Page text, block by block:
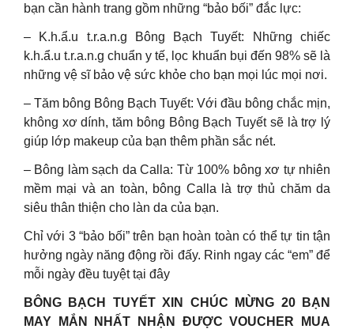
bạn cần hành trang gồm những “bảo bối” đắc lực:
– K.h.ẩ.u t.r.a.n.g Bông Bạch Tuyết: Những chiếc
k.h.ẩ.u t.r.a.n.g chuẩn y tế, lọc khuẩn bụi đến 98% sẽ là
những vệ sĩ bảo vệ sức khỏe cho bạn mọi lúc mọi nơi.
– Tăm bông Bông Bạch Tuyết: Với đầu bông chắc mịn,
không xơ dính, tăm bông Bông Bạch Tuyết sẽ là trợ lý
giúp lớp makeup của bạn thêm phần sắc nét.
– Bông làm sạch da Calla: Từ 100% bông xơ tự nhiên
mềm mại và an toàn, bông Calla là trợ thủ chăm da
siêu thân thiện cho làn da của bạn.
Chỉ với 3 “bảo bối” trên bạn hoàn toàn có thể tự tin tận
hưởng ngày năng động rồi đấy. Rinh ngay các “em” để
mỗi ngày đều tuyệt tại đây
BÔNG BẠCH TUYẾT XIN CHÚC MỪNG 20 BẠN
MAY MẮN NHẤT NHẬN ĐƯỢC VOUCHER MUA